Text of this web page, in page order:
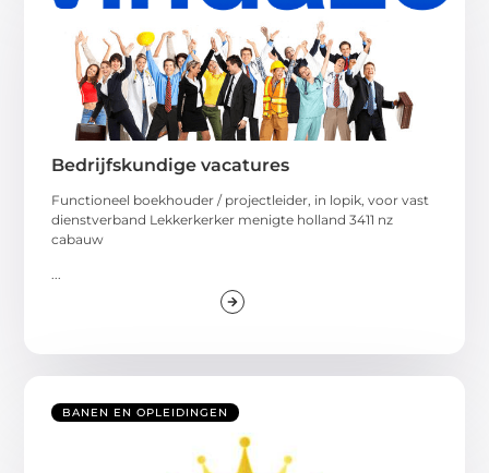
Bedrijfskundige vacatures
Functioneel boekhouder / projectleider, in lopik, voor vast
dienstverband Lekkerkerker menigte holland 3411 nz
cabauw
...
BANEN EN OPLEIDINGEN